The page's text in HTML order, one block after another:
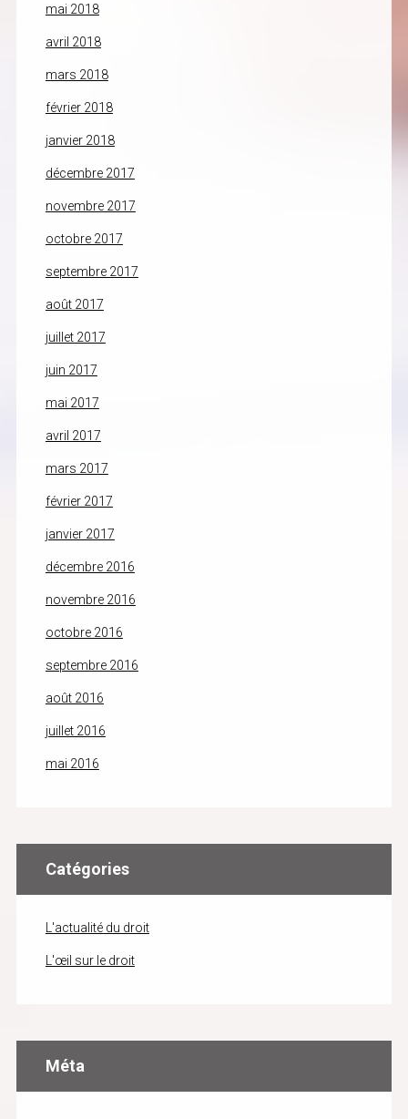
mai 2018
avril 2018
mars 2018
février 2018
janvier 2018
décembre 2017
novembre 2017
octobre 2017
septembre 2017
août 2017
juillet 2017
juin 2017
mai 2017
avril 2017
mars 2017
février 2017
janvier 2017
décembre 2016
novembre 2016
octobre 2016
septembre 2016
août 2016
juillet 2016
mai 2016
Catégories
L'actualité du droit
L'œil sur le droit
Méta